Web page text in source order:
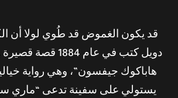
قد يكون الغموض قد طُوي لولا أن
دويل كتب في عام
هاباكوك جيفسون”، وهي رواية
يستولي على سفينة تدعى “ماري